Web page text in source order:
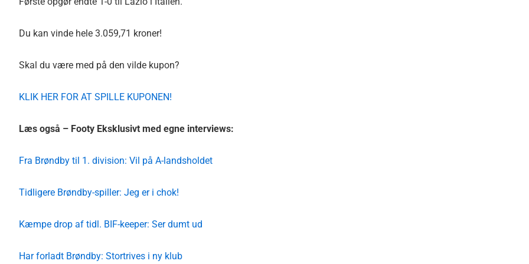
Du kan vinde hele 3.059,71 kroner!
Skal du være med på den vilde kupon?
KLIK HER FOR AT SPILLE KUPONEN!
Læs også – Footy Eksklusivt med egne interviews:
Fra Brøndby til 1. division: Vil på A-landsholdet
Tidligere Brøndby-spiller: Jeg er i chok!
Kæmpe drop af tidl. BIF-keeper: Ser dumt ud
Har forladt Brøndby: Stortrives i ny klub